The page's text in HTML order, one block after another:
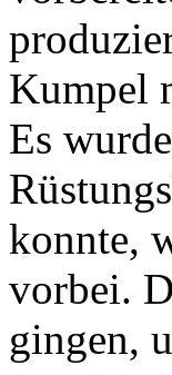
Kumpel
Es
konnte,
vorbei.
gingen,